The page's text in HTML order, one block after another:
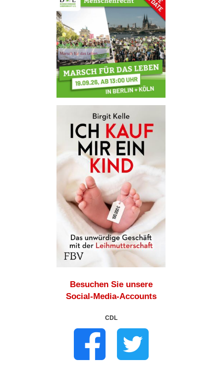
Besuchen Sie unsere
Social-Media-Accounts
CDL